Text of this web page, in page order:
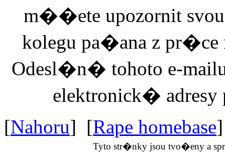
m��ete upozornit
kolegu pa�ana z
Odesl�n� tohoto e-
elektronick�
[Nahoru] [Rape homebase]
Tyto str�nky jsou tvo�eny a